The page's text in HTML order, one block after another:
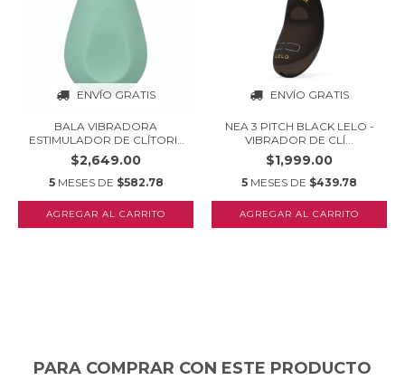
ENVÍO GRATIS
BALA VIBRADORA
ESTIMULADOR DE CLÍTORIS
-...
$2,649.00
5 MESES DE $582.78
ENVÍO GRATIS
NEA 3 PITCH BLACK LELO -
VIBRADOR DE CLÍ...
$1,999.00
5 MESES DE $439.78
PARA COMPRAR CON ESTE PRODUCTO